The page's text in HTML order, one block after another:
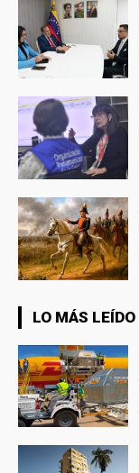
LO MÁS LEÍDO